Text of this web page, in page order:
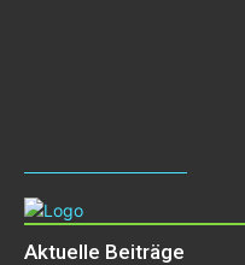
Aktuelle Beiträge